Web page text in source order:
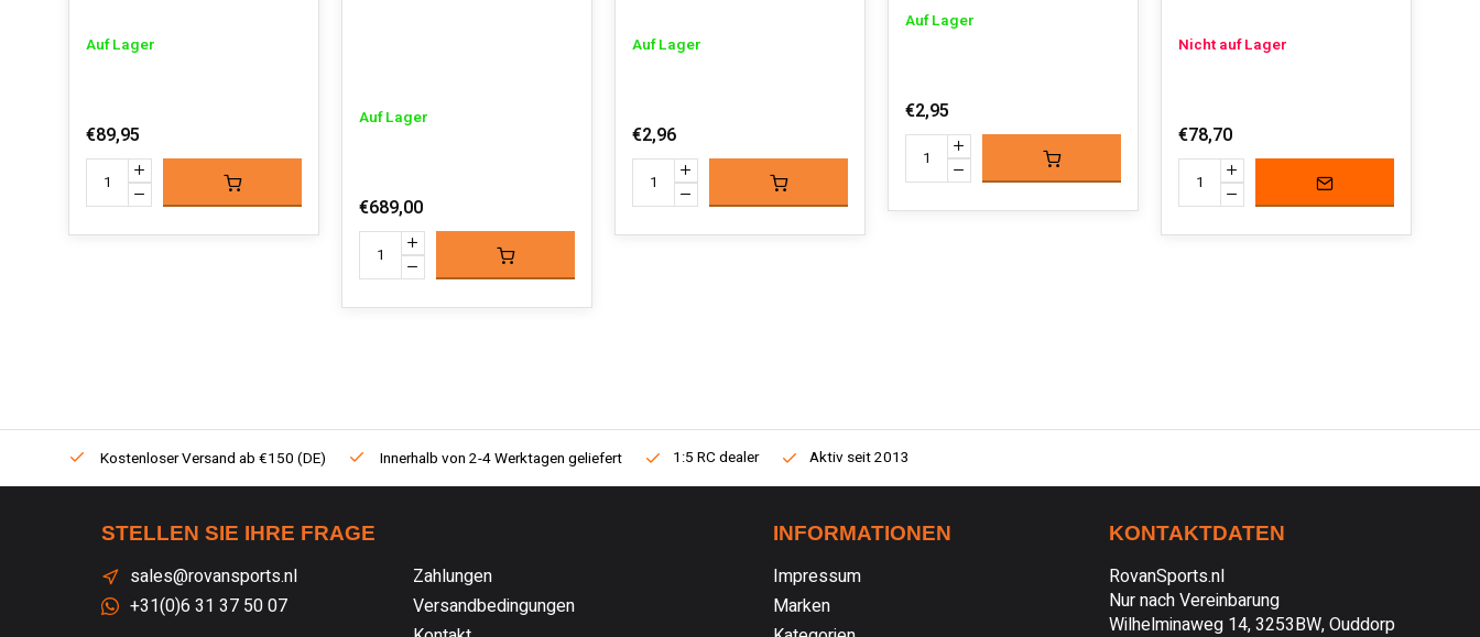
Auf Lager
€89,95
Auf Lager
€689,00
Auf Lager
€2,96
Auf Lager
€2,95
Nicht auf Lager
€78,70
Kostenloser Versand ab €150 (DE) Innerhalb von 2-4 Werktagen geliefert 1:5 RC dealer Aktiv seit 2013
STELLEN SIE IHRE FRAGE
sales@rovansports.nl
+31(0)6 31 37 50 07
Zahlungen
Versandbedingungen
INFORMATIONEN
Impressum
Marken
KONTAKTDATEN
RovanSports.nl
Nur nach Vereinbarung
Wilhelminaweg 14, 3253BW, Ouddorp